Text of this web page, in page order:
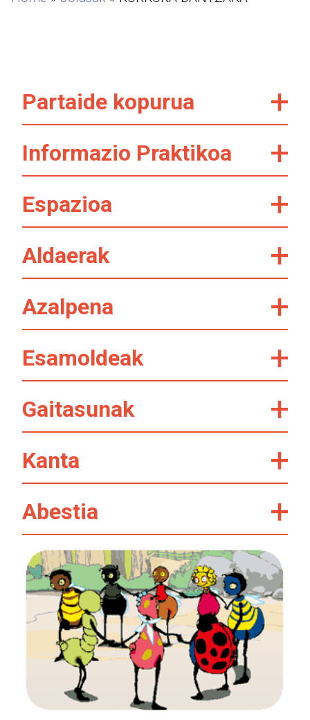
Partaide kopurua
Informazio Praktikoa
Espazioa
Aldaerak
Azalpena
Esamoldeak
Gaitasunak
Kanta
Abestia